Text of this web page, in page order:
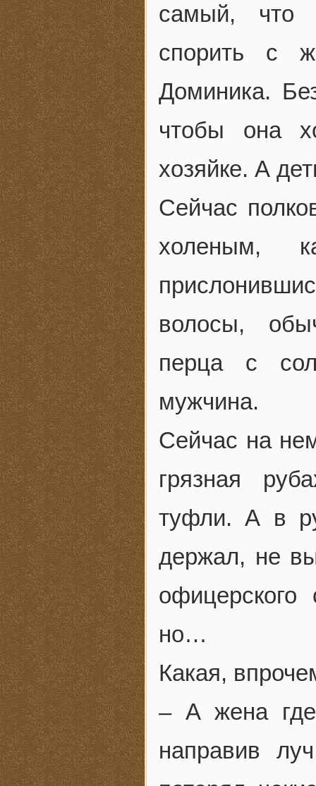
самый, что
спорить с
Доминика.
чтобы она
хозяйке. А
Сейчас
холеным,
волосы,
перца с
мужчина.
Сейчас на
грязная
туфли. А в
держал, не
офицерского
но…
Какая,
– А жена
направив